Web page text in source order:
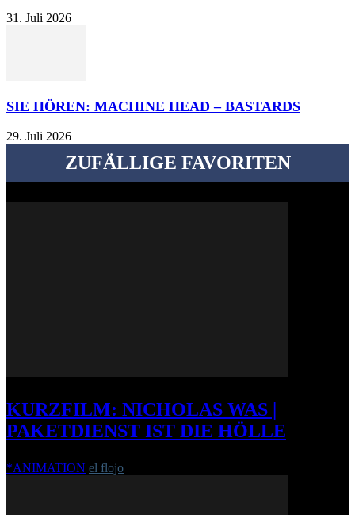
31. Juli 2026
SIE HÖREN: MACHINE HEAD – BASTARDS
29. Juli 2026
ZUFÄLLIGE FAVORITEN
KURZFILM: NICHOLAS WAS |
PAKETDIENST IST DIE HÖLLE
*ANIMATION el flojo